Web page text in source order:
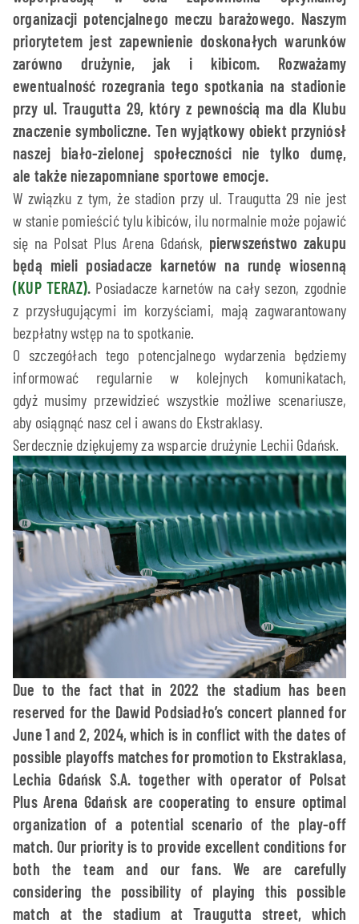
organizacji potencjalnego meczu barażowego. Naszym
priorytetem jest zapewnienie doskonałych warunków
zarówno drużynie, jak i kibicom. Rozważamy
ewentualność rozegrania tego spotkania na stadionie
przy ul. Traugutta 29, który z pewnością ma dla Klubu
znaczenie symboliczne. Ten wyjątkowy obiekt przyniósł
naszej biało-zielonej społeczności nie tylko dumę,
ale także niezapomniane sportowe emocje.
W związku z tym, że stadion przy ul. Traugutta 29 nie jest
w stanie pomieścić tylu kibiców, ilu normalnie może pojawić
się na Polsat Plus Arena Gdańsk, pierwszeństwo zakupu
będą mieli posiadacze karnetów na rundę wiosenną
(KUP TERAZ). Posiadacze karnetów na cały sezon, zgodnie
z przysługującymi im korzyściami, mają zagwarantowany
bezpłatny wstęp na to spotkanie.
O szczegółach tego potencjalnego wydarzenia będziemy
informować regularnie w kolejnych komunikatach,
gdyż musimy przewidzieć wszystkie możliwe scenariusze,
aby osiągnąć nasz cel i awans do Ekstraklasy.
Serdecznie dziękujemy za wsparcie drużynie Lechii Gdańsk.
Due to the fact that in 2022 the stadium has been
reserved for the Dawid Podsiadło’s concert planned for
June 1 and 2, 2024, which is in conflict with the dates of
possible playoffs matches for promotion to Ekstraklasa,
Lechia Gdańsk S.A. together with operator of Polsat
Plus Arena Gdańsk are cooperating to ensure optimal
organization of a potential scenario of the play-off
match. Our priority is to provide excellent conditions for
both the team and our fans. We are carefully
considering the possibility of playing this possible
match at the stadium at Traugutta street, which